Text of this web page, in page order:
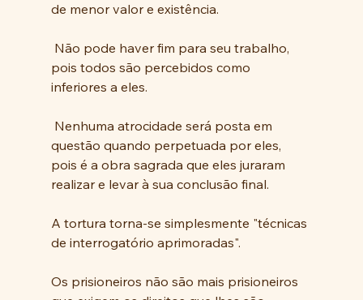
de menor valor e existência.
pois todos são percebidos como
inferiores a eles.
questão quando perpetuada por eles,
pois é a obra sagrada que eles juraram
realizar e levar à sua conclusão final.
A tortura torna-se simplesmente "técnicas
de interrogatório aprimoradas".
Os prisioneiros não são mais prisioneiros